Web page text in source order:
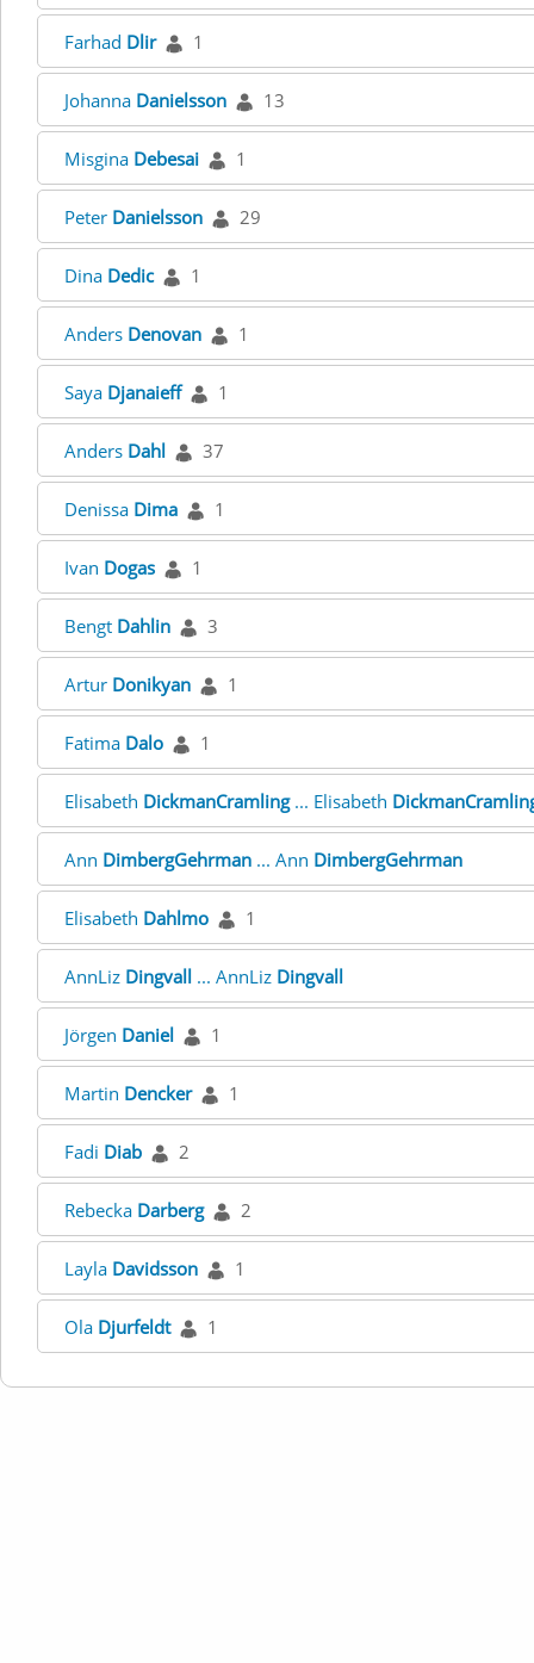
Farhad Dlir 1
Johanna Danielsson 13
Misgina Debesai 1
Peter Danielsson 29
Dina Dedic 1
Anders Denovan 1
Saya Djanaieff 1
Anders Dahl 37
Denissa Dima 1
Ivan Dogas 1
Bengt Dahlin 3
Artur Donikyan 1
Fatima Dalo 1
Elisabeth DickmanCramling... Elisabeth
Ann DimbergGehrman ... Ann DimbergGehrman
Elisabeth Dahlmo 1
AnnLiz Dingvall ... AnnLiz Dingvall
Jörgen Daniel 1
Martin Dencker 1
Fadi Diab 2
Rebecka Darberg 2
Layla Davidsson 1
Ola Djurfeldt 1